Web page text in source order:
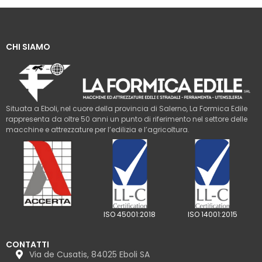
CHI SIAMO
Situata a Eboli, nel cuore della provincia di Salerno, La Formica Edile
rappresenta da oltre 50 anni un punto di riferimento nel settore delle
macchine e attrezzature per l’edilizia e l’agricoltura.
ISO 45001:2018 ISO 14001:2015
CONTATTI
Via de Cusatis, 84025 Eboli SA